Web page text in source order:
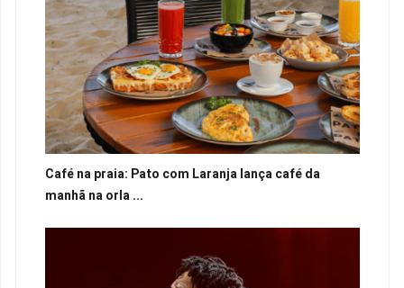
Café na praia: Pato com Laranja lança café da
manhã na orla ...